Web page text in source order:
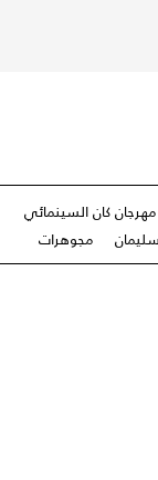
مهرجان كان السينمائي
مجوهرات